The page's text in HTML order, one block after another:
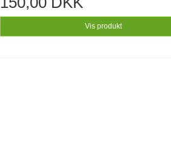
Vis produkt